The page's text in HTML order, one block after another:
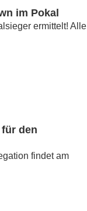
im Pokal
ermittelt! Alle
den
findet am